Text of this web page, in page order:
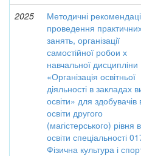
2025
Методичні
проведення
занять, організації
самостійної робои х
навчальної дисципліни
«Організація освітньої
діяльності в закладах
освіти» для
освіти другого
(магістерського) рівня
освіти спеціальності
Фізична культура і